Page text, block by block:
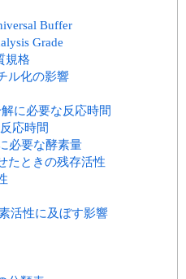
Buffer
Grade
規格
ル化の影響
に必要な反応時間
応時間
必要な酵素量
たときの残存活性
活性に及ぼす影響